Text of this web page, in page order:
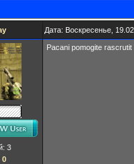
Дата: Воскресенье,
3
0
Pacani pomogite